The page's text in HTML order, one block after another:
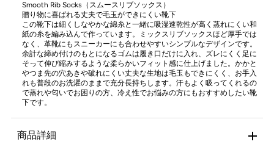
Smooth Rib Socks（スムースリブソックス）
贈り物に喜ばれる丈夫で毛玉ができにくい靴下
この靴下は細くしなやかな綿糸と一緒に吸湿速乾性が高く蒸れにくい和
紙の糸を編み込んで作っています。ミックスリブソックスほど厚手では
なく、革靴にもスニーカーにも合わせやすいシンプルなデザインです。
余計な締め付けのもとになるゴムは履き口だけに入れ、ズレにくく足に
そって伸び縮みするような柔らかいフィット感に仕上げました。かかと
やつま先の穴あきや破れにくい丈夫な生地は毛玉もできにくく、お手入
れも普段のお洗濯のままで充分長持ちします。汗もよく吸ってくれるの
で蒸れや匂いでお困りの方、冷え性でお悩みの方にもおすすめしたい靴
下です。
適応サイズ(cm)
商品詳細